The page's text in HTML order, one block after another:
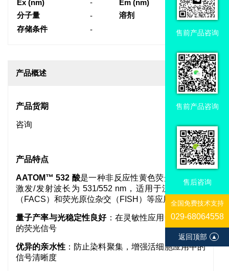
Ex (nm) - Em (nm)
-
分子量
- 溶剂
-
存储条件
-
产品概述
产品货期
咨询
产品特点
AATOM™ 532 酸是一种非反应性黄色荧光染料，其
激发/发射波长为 531/552 nm，适用于流式细胞术
（FACS）和荧光原位杂交（FISH）等应用。
量子产率与光稳定性良好：在灵敏性应用中提供稳定
的荧光信号
优异的亲水性：防止染料聚集，增强活细胞应用中的
信号清晰度
售前产品咨询
售前产品咨询
售后咨询
全国免费技术支持
029-68064558
返回顶部 ▲